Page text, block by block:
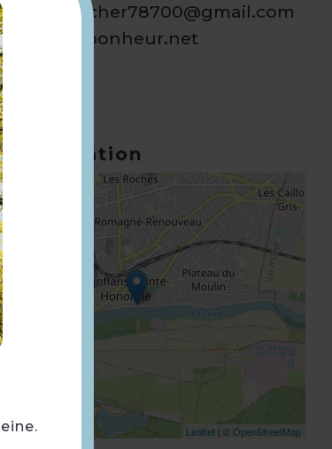
Leaflet | ©OpenStreetMap